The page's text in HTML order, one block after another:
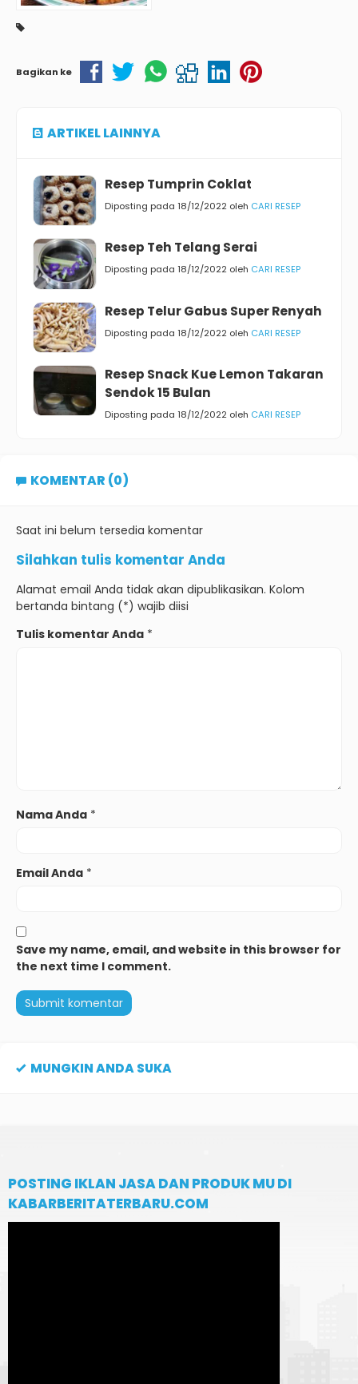
Bagikan ke
ARTIKEL LAINNYA
Resep Tumprin Coklat
Diposting pada 18/12/2022 oleh CARI RESEP
Resep Teh Telang Serai
Diposting pada 18/12/2022 oleh CARI RESEP
Resep Telur Gabus Super Renyah
Diposting pada 18/12/2022 oleh CARI RESEP
Resep Snack Kue Lemon Takaran
Sendok 15 Bulan
Diposting pada 18/12/2022 oleh CARI RESEP
KOMENTAR (0)
Saat ini belum tersedia komentar
Silahkan tulis komentar Anda
Alamat email Anda tidak akan dipublikasikan. Kolom
bertanda bintang (*) wajib diisi
Tulis komentar Anda *
Nama Anda *
Email Anda *
Save my name, email, and website in this browser for
the next time I comment.
MUNGKIN ANDA SUKA
POSTING IKLAN JASA DAN PRODUK MU DI
KABARBERITATERBARU.COM